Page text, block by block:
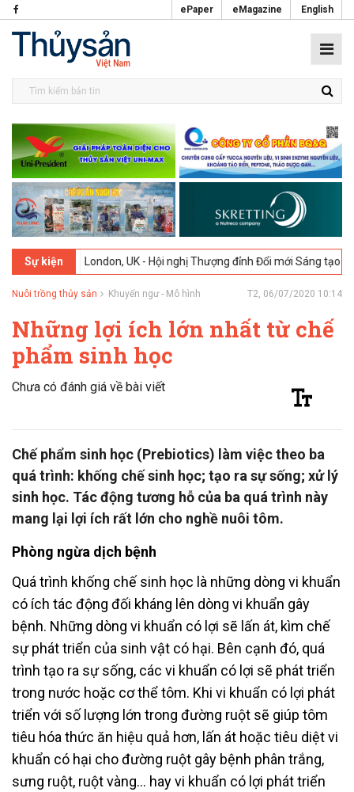
ePaper eMagazine English
Sự kiện
London, UK - Hội nghị Thượng đỉnh Đổi mới Sáng tạo trong
Nuôi trồng thủy sản Khuyến ngư - Mô hình T2, 06/07/2020 10:14
Những lợi ích lớn nhất từ chế
phẩm sinh học
Chưa có đánh giá về bài viết
Chế phẩm sinh học (Prebiotics) làm việc theo ba
quá trình: khống chế sinh học; tạo ra sự sống; xử lý
sinh học. Tác động tương hỗ của ba quá trình này
mang lại lợi ích rất lớn cho nghề nuôi tôm.
Phòng ngừa dịch bệnh
Quá trình khống chế sinh học là những dòng vi khuẩn
có ích tác động đối kháng lên dòng vi khuẩn gây
bệnh. Những dòng vi khuẩn có lợi sẽ lấn át, kìm chế
sự phát triển của sinh vật có hại. Bên cạnh đó, quá
trình tạo ra sự sống, các vi khuẩn có lợi sẽ phát triển
trong nước hoặc cơ thể tôm. Khi vi khuẩn có lợi phát
triển với số lượng lớn trong đường ruột sẽ giúp tôm
tiêu hóa thức ăn hiệu quả hơn, lấn át hoặc tiêu diệt vi
khuẩn có hại cho đường ruột gây bệnh phân trắng,
sưng ruột, ruột vàng… hay vi khuẩn có lợi phát triển